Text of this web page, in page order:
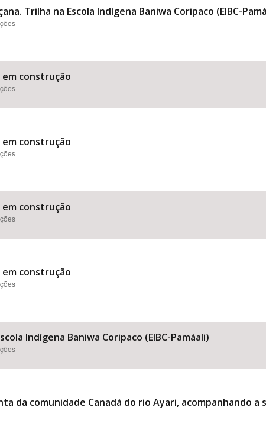
Trilha na Escola Indígena Baniwa Coripaco (EIBC-
em construção
em construção
em construção
em construção
Indígena Baniwa Coripaco (EIBC-Pamáali)
da comunidade Canadá do rio Ayari, acompanhando